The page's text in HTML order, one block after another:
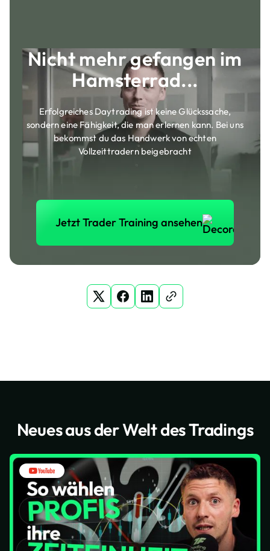
Nicht mehr gefangen im
Hamsterrad...
Erfolgreiches Daytrading ist keine Glückssache,
sondern eine Fähigkeit, die man erlernen kann. Bei uns
bekommst du das Handwerk von echten
Vollzeittradern beigebracht
Jetzt Trader Training ansehen
Jetzt Trader Training
Neues aus der Welt des Tradings